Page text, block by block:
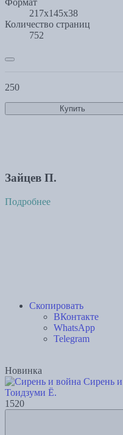
217x145x38
Количество страниц
752
250
Купить
Зайцев П.
Подробнее
Скопировать
ВКонтакте
WhatsApp
Telegram
Новинка
Сирень
Тоидзуми Ё.
1520